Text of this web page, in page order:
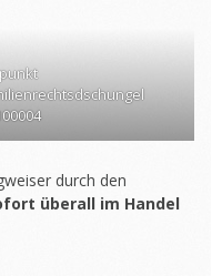
durch den
überall im Handel